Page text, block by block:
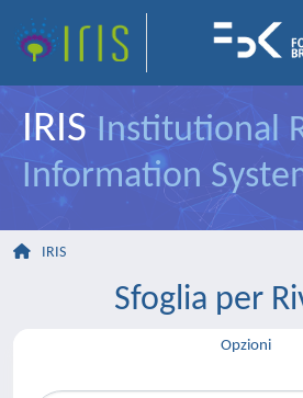
IRIS Institutional
Information
IRIS
Sfoglia per
Opzioni